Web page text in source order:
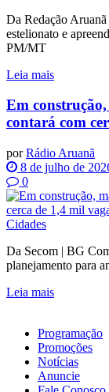
Da Redação
estelionato e
PM/MT
Leia mais
Em
contará com
por Rádio Aruanã
8 de julho de
0
Cidades
Da Secom | BG
planejamento para
Leia mais
Programação
Promoções
Notícias
Anuncie